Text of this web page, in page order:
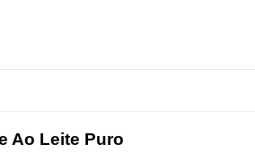
Ao Leite Puro